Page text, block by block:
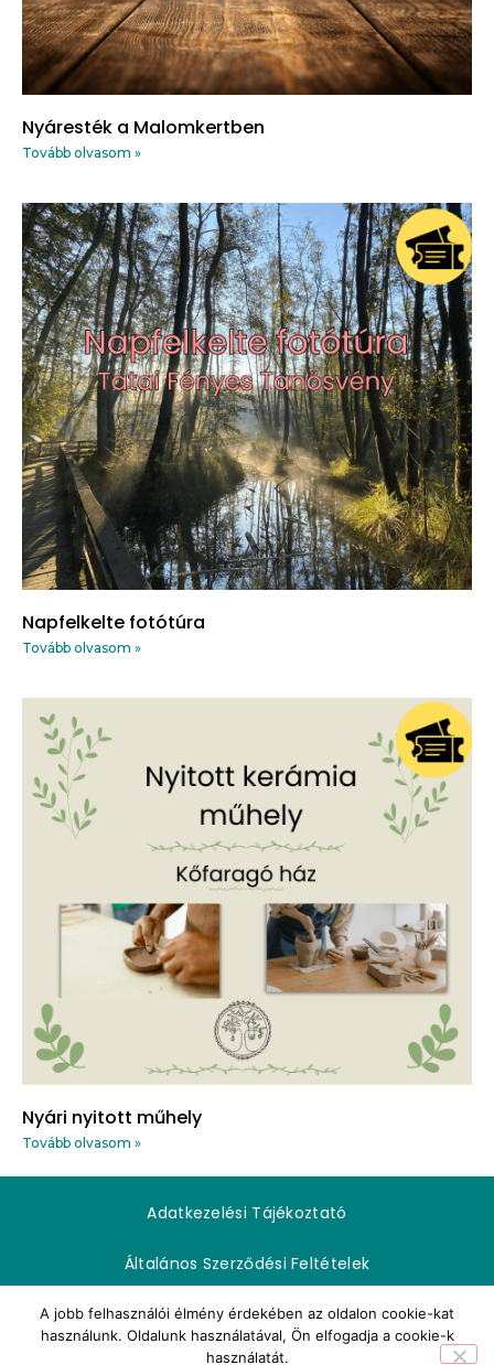
Nyáresték a Malomkertben
Tovább olvasom »
Napfelkelte fotótúra
Tovább olvasom »
Nyári nyitott műhely
Tovább olvasom »
Adatkezelési Tájékoztató
Általános Szerződési Feltételek
Impresszum
A jobb felhasználói élmény érdekében az oldalon cookie-kat
használunk. Oldalunk használatával, Ön elfogadja a cookie-k
használatát.